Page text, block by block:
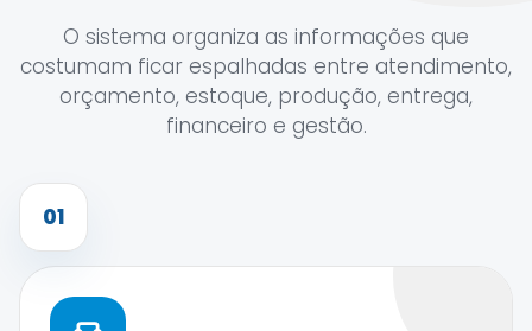
O sistema organiza as informações que
costumam ficar espalhadas entre atendimento,
orçamento, estoque, produção, entrega,
financeiro e gestão.
01